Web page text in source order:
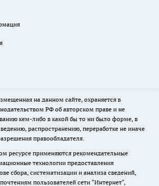
на данном сайте, охраняется в
РФ об авторском праве и не
кем-либо в какой бы то ни было форме, в
распространению, переработке не иначе
правообладателя.
ресурсе применяются рекомендательные
технологии предоставления
сбора, систематизации и анализа сведений,
пользователей сети "Интернет",